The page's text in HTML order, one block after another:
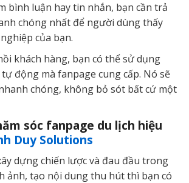
bình luận hay tin nhắn, bạn cần trả
chóng nhất để người dùng thấy
của bạn.
khách hàng, bạn có thể sử dụng
động mà fanpage cung cấp. Nó sẽ
chóng, không bỏ sót bất cứ một
sóc fanpage du lịch hiệu
Duy Solutions
dựng chiến lược và đau đầu trong
ảnh, tạo nội dung thu hút thì bạn có